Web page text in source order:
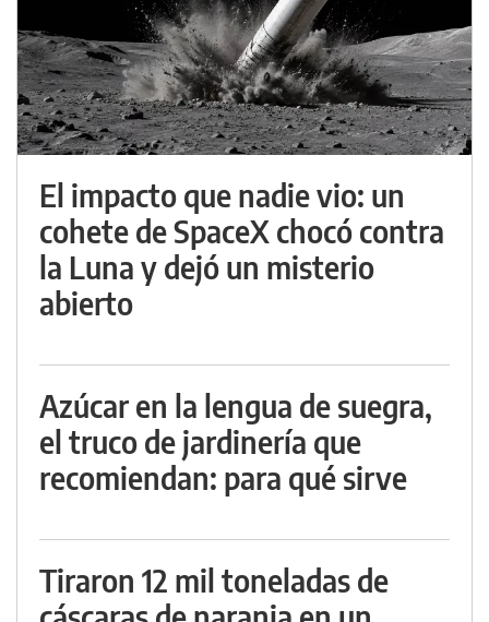
El impacto que nadie vio: un
cohete de SpaceX chocó contra
la Luna y dejó un misterio
abierto
Azúcar en la lengua de suegra,
el truco de jardinería que
recomiendan: para qué sirve
Tiraron 12 mil toneladas de